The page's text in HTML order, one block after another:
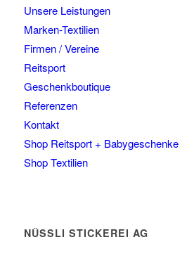
Unsere Leistungen
Marken-Textilien
Firmen / Vereine
Reitsport
Geschenkboutique
Referenzen
Kontakt
Shop Reitsport + Babygeschenke
Shop Textilien
NÜSSLI STICKEREI AG